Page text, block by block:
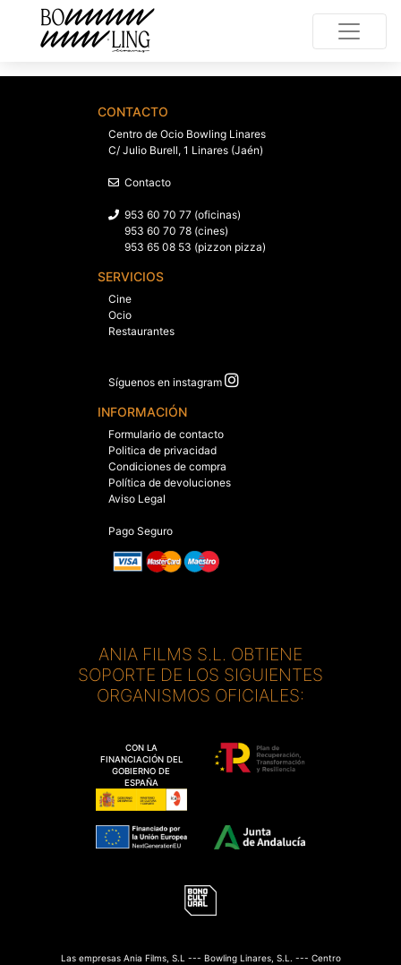
CONTACTO
Centro de Ocio Bowling Linares
C/ Julio Burell, 1 Linares (Jaén)
Contacto
953 60 70 77 (oficinas)
953 60 70 78 (cines)
953 65 08 53 (pizzon pizza)
SERVICIOS
Cine
Ocio
Restaurantes
Síguenos en instagram
INFORMACIÓN
Formulario de contacto
Politica de privacidad
Condiciones de compra
Política de devoluciones
Aviso Legal
Pago Seguro
ANIA FILMS S.L. OBTIENE
SOPORTE DE LOS SIGUIENTES
ORGANISMOS OFICIALES:
CON LA
FINANCIACIÓN DEL
GOBIERNO DE
ESPAÑA
Las empresas Ania Films, S.L --- Bowling Linares, S.L. --- Centro